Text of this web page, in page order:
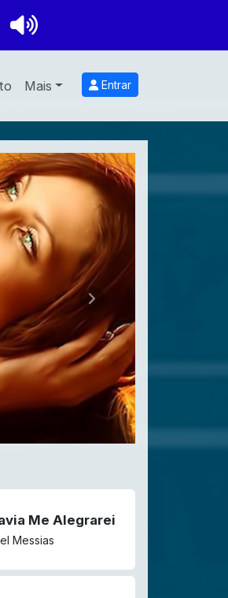
Mais Entrar
de radio
Próximo
Me Alegrarei
Messias